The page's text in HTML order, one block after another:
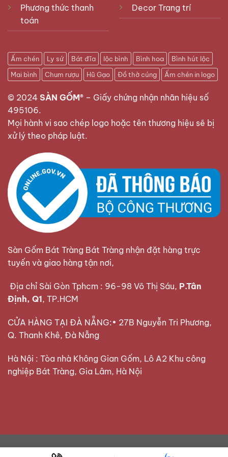
Bát đựng gà cúng họa tiết đào hồng
Phương thức thanh
toán
Decor Trang trí
Ấm chén Ly sứ Bát đĩa lộc bình Bình hoa
Bình hút lộc
Mai bình
Chum rượu Hũ Gạo Đồ thờ cúng Ấm chén in logo
© 2024 SÀN GỐM® – Giấy chứng nhận nhãn hiệu số
495106.
Mọi hành vi sao chép logo hoặc tên thương hiệu sẽ bị
xử lý theo pháp luật.
Sàn Gốm Bát Tràng Bát Tràng nhận đặt hàng trực
tuyến và giao hàng tận nơi,
Địa chỉ Sài Gòn Tphcm : 96-98 Võ Thị Sáu, P.Tân
Định, Q1, TP.HCM
CỬA HÀNG TẠI ĐÀ NẴNG:• 27B Nguyễn Tri Phương,
Q. Thanh Khê, Đà Nẵng
Hà Nội : Tòa nhà Không Gian Gốm, Lô A2 Khu công
nghiệp Bát Tràng, Gia Lâm, Hà Nội